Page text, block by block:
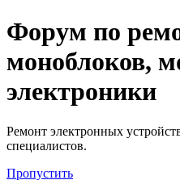
Регистрация
Форум по
моноблоков,
электроники
Ремонт электронных
специалистов.
Пропустить